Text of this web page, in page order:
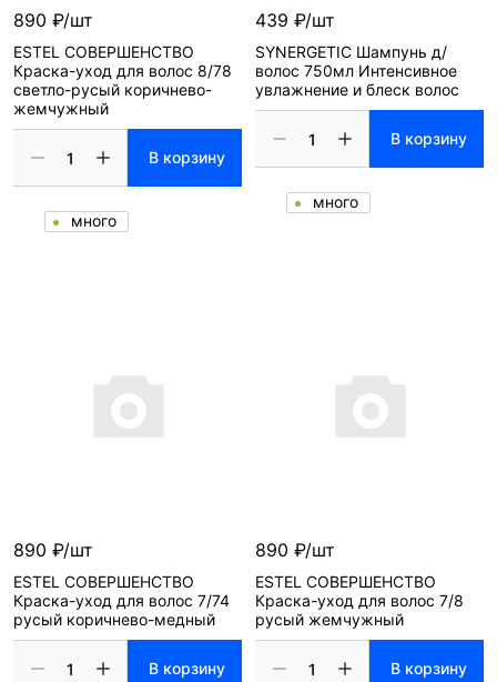
890 ₽/шт
ESTEL СОВЕРШЕНСТВО
Краска-уход для волос 8/78
светло-русый коричнево-
жемчужный
В корзину
много
439 ₽/шт
SYNERGETIC Шампунь д/
волос 750мл Интенсивное
увлажнение и блеск волос
В корзину
много
890 ₽/шт
ESTEL СОВЕРШЕНСТВО
Краска-уход для волос 7/74
русый коричнево-медный
В корзину
890 ₽/шт
ESTEL СОВЕРШЕНСТВО
Краска-уход для волос 7/8
русый жемчужный
В корзину